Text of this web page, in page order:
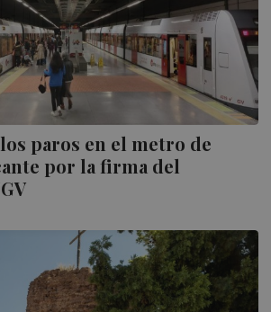
paros en el metro de
por la firma del